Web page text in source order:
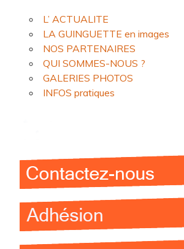
L’ ACTUALITE
LA GUINGUETTE en images
NOS PARTENAIRES
QUI SOMMES-NOUS ?
GALERIES PHOTOS
INFOS pratiques